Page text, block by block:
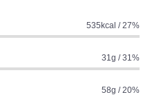
535kcal / 27%
31g / 31%
58g / 20%